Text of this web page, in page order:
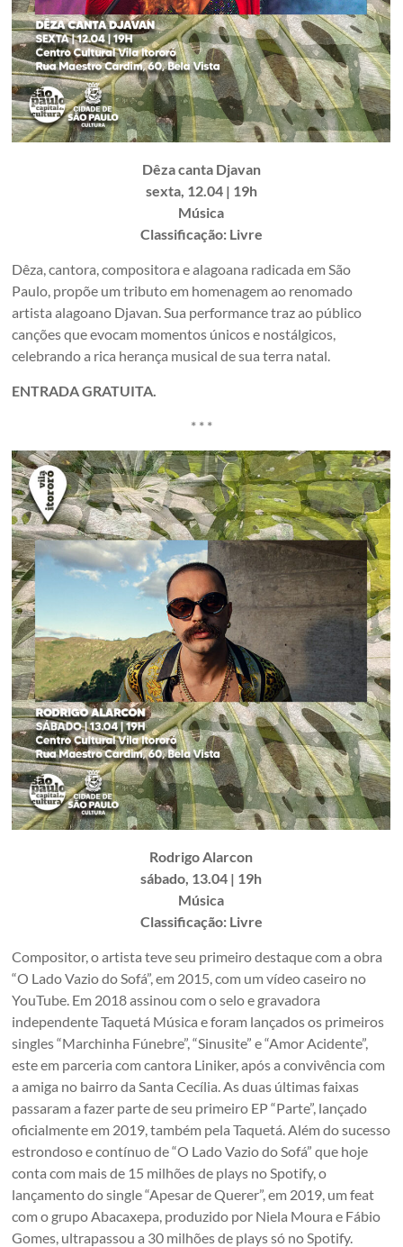
Dêza canta Djavan
sexta, 12.04 | 19h
Música
Classificação: Livre
Dêza, cantora, compositora e alagoana radicada em São
Paulo, propõe um tributo em homenagem ao renomado
artista alagoano Djavan. Sua performance traz ao público
canções que evocam momentos únicos e nostálgicos,
celebrando a rica herança musical de sua terra natal.
ENTRADA GRATUITA.
* * *
Rodrigo Alarcon
sábado, 13.04 | 19h
Música
Classificação: Livre
Compositor, o artista teve seu primeiro destaque com a obra
“O Lado Vazio do Sofá”, em 2015, com um vídeo caseiro no
YouTube. Em 2018 assinou com o selo e gravadora
independente Taquetá Música e foram lançados os primeiros
singles “Marchinha Fúnebre”, “Sinusite” e “Amor Acidente”,
este em parceria com cantora Liniker, após a convivência com
a amiga no bairro da Santa Cecília. As duas últimas faixas
passaram a fazer parte de seu primeiro EP “Parte”, lançado
oficialmente em 2019, também pela Taquetá. Além do sucesso
estrondoso e contínuo de “O Lado Vazio do Sofá” que hoje
conta com mais de 15 milhões de plays no Spotify, o
lançamento do single “Apesar de Querer”, em 2019, um feat
com o grupo Abacaxepa, produzido por Niela Moura e Fábio
Gomes, ultrapassou a 30 milhões de plays só no Spotify.